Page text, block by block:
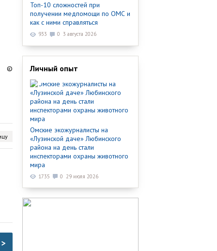
©
>
Топ-10 сложностей при
получении медпомощи по ОМС и
как с ними справляться
933 0 3 августа 2026
Личный опыт
Омские экожурналисты на
«Лузинской даче» Любинского
района на день стали
инспекторами охраны животного
мира
1735 0 29 июля 2026